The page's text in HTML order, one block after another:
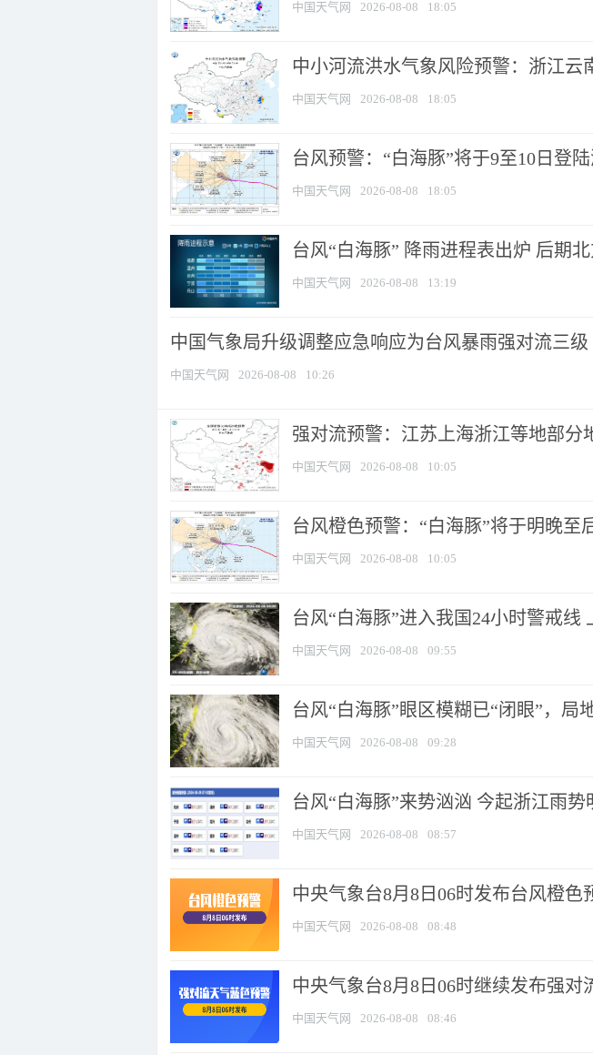
中国天气网 2026-08-08 18:05
中小河流洪水气象风险预警：浙江云
中国天气网 2026-08-08 18:05
台风预警：“白海豚”将于9至10日登
中国天气网 2026-08-08 18:05
台风“白海豚” 降雨进程表出炉 后期
中国天气网 2026-08-08 13:19
中国气象局升级调整应急响应为台风暴雨强对流三级
中国天气网 2026-08-08 10:26
强对流预警：江苏上海浙江等地部分
中国天气网 2026-08-08 10:05
台风橙色预警：“白海豚”将于明晚至
中国天气网 2026-08-08 10:05
台风“白海豚”进入我国24小时警戒线
中国天气网 2026-08-08 09:55
台风“白海豚”眼区模糊已“闭眼”，局
中国天气网 2026-08-08 09:28
台风“白海豚”来势汹汹 今起浙江雨势
中国天气网 2026-08-08 08:57
中央气象台8月8日06时发布台风橙色
中国天气网 2026-08-08 08:48
中央气象台8月8日06时继续发布强对
中国天气网 2026-08-08 08:46